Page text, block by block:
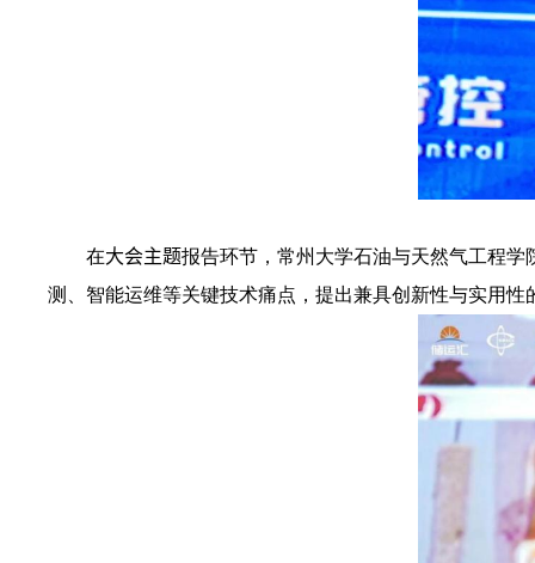
在大会主题报告环节，常州大学石油与天然气工程学
测、智能运维等关键技术痛点，提出兼具创新性与实用